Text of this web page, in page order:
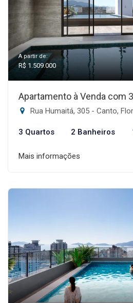
A partir de:
R$ 1.509.000
Apartamento à Venda com
Rua Humaitá, 305 - Canto,
3 Quartos 2 Banheiros
Mais informações